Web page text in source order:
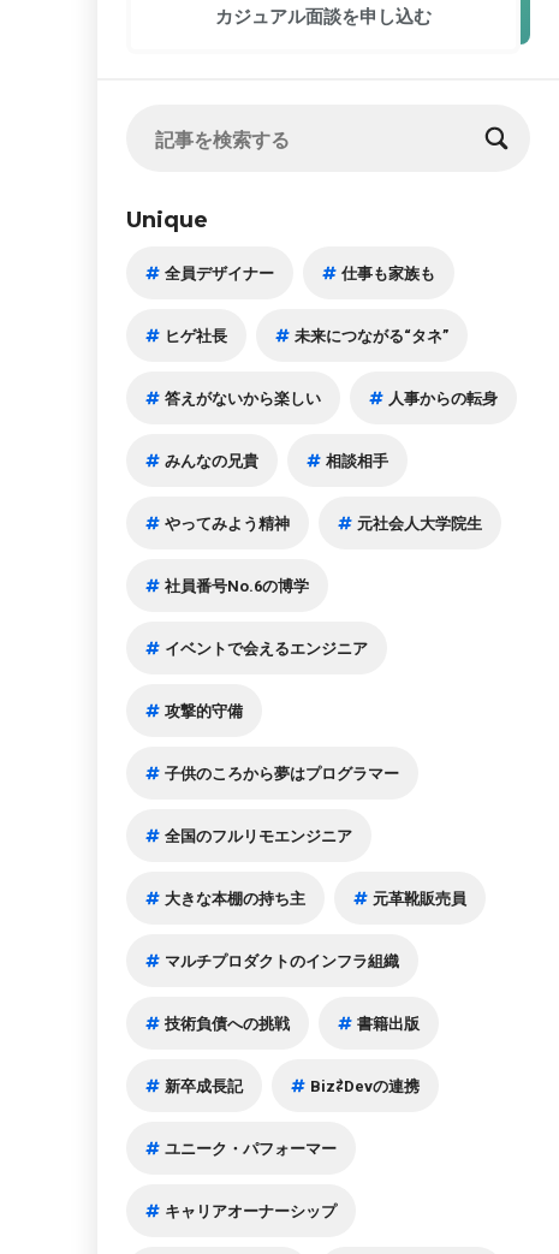
カジュアル面談を申し込む
Unique
全員デザイナー 仕事も家族も
ヒゲ社長 未来につながる“タネ”
答えがないから楽しい 人事からの転身
みんなの兄貴 相談相手
やってみよう精神 元社会人大学院生
社員番号No.6の博学
イベントで会えるエンジニア
攻撃的守備
子供のころから夢はプログラマー
全国のフルリモエンジニア
大きな本棚の持ち主 元革靴販売員
マルチプロダクトのインフラ組織
技術負債への挑戦 書籍出版
新卒成長記 Biz⇄Devの連携
ユニーク・パフォーマー
キャリアオーナーシップ